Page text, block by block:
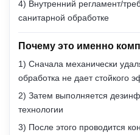
4) Внутренний регламент/
санитарной обработке
Почему это именно
1) Сначала механически
обработка не дает стойкого
2) Затем выполняется
технологии
3) После этого проводится